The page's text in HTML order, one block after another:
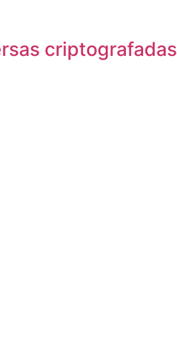
criptografadas